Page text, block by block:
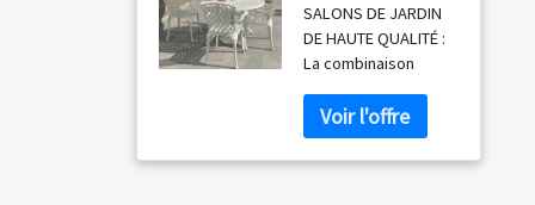
Ronde en Blanc
avec 4 Chaises
Rose en
Aluminium
résistant aux
intempéries |
Facile à
SALONS DE JARDIN
DE HAUTE QUALITÉ :
La combinaison
fonction et du
confort. Nos
meubles sont des